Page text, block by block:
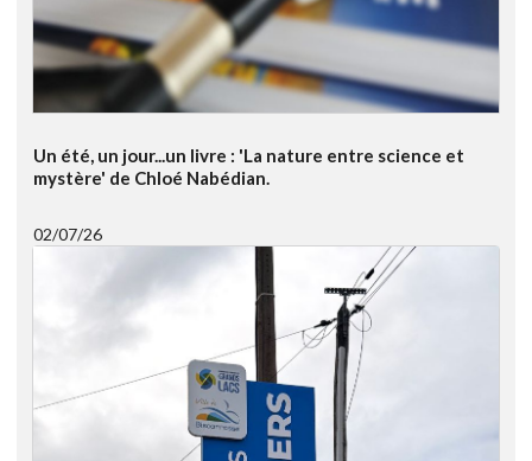
Un été, un jour...un livre : 'La nature entre science et
mystère' de Chloé Nabédian.
02/07/26